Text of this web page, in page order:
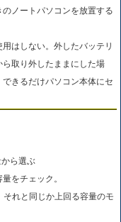
ノートパソコンを放置する
はしない。外したバッテリ
取り外したままにした場
きるだけパソコン本体にセ
ら選ぶ
をチェック。
れと同じか上回る容量のモ